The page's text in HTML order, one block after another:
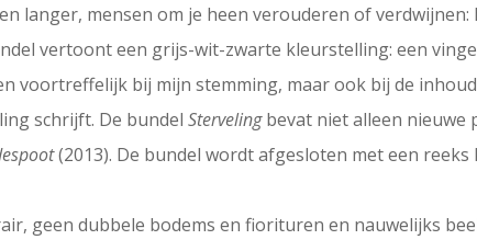
langer, mensen om je heen verouderen of verdwijnen:
vertoont een grijs-wit-zwarte kleurstelling: een
voortreffelijk bij mijn stemming, maar ook bij de
schrijft. De bundelStervelingbevat niet alleen nieuwe
(2013). De bundel wordt afgesloten met een
geen dubbele bodems en fiorituren en nauwelijks